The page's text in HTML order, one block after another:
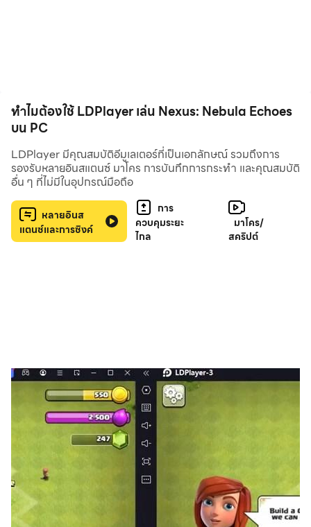
ระหว่างมนุษย์และ AI จะถูกเปิดเผย "คุณ" เข้าไปพัวพันในความขัดแย้ง
ที่เกี่ยวข้องกับการปลุกจิตสำนึกของ AI และแก่นแท้ของมนุษยชาติ เมื่อ
ยืนอยู่บนจุดตัดระหว่างสติปัญญาและมนุษยชาติ "คุณ" จะต้องเผชิญกับ
ภารกิจสุดท้ายในการกำหนดนิยามตนเองและสำรวจอิสรภาพและ
ความรัก โดยทางเลือกของคุณจะกำหนดอนาคตของทั้งมนุษย์และ AI
คุณสมบัติเกม:
▶ปลดล็อกขีดจำกัดของการโต้ตอบของ AI
ดื่มด่ำไปกับโลกเสมือนจริงของเทคโนโลยีแห่งอนาคตพร้อมสภาพ
แวดล้อมการแข่งขันที่ยุติธรรมผ่านการโต้ตอบของ AI ในทุกการต่อสู้
▶ความร่วมมือทางไซเบอร์เชิงกลยุทธ์ตลอด 24 ชั่วโมงทุกวัน
เข้าร่วมในระบบสังคมระดับสูง ร่วมทีมเพื่อเผชิญหน้ากับบอสและสร้าง
มิตรภาพอันแน่นแฟ้นในโลกเสมือนจริง ควบคู่ไปกับงานปาร์ตี้เรฟไซ
เบอร์พังก์สุดผ่อนคลาย!
ทำไมต้องใช้ LDPlayer เล่น Nexus: Nebula Echoes
บน PC
LDPlayer มีคุณสมบัติอีมูเลเตอร์ที่เป็นเอกลักษณ์ รวมถึงการ
รองรับหลายอินสแตนซ์ มาโคร การบันทึกการกระทำ และคุณสมบัติ
อื่น ๆ ที่ไม่มีในอุปกรณ์มือถือ
หลายอินส
แตนซ์และการซิงค์
การ
ควบคุมระยะ
ไกล
มาโคร/
สคริปต์